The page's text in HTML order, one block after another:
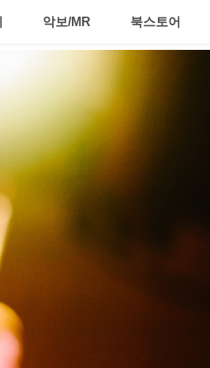
악보/MR 북스토어